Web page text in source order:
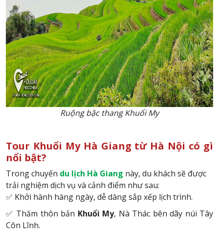
Ruộng bậc thang Khuổi My
Tour Khuổi My Hà Giang từ Hà Nội có gì
nổi bật?
Trong chuyến du lịch Hà Giang này, du khách sẽ được
trải nghiệm dịch vụ và cảnh điểm như sau:
✅ Khởi hành hàng ngày, dễ dàng sắp xếp lịch trình.
✅ Thăm thôn bản Khuổi My, Nà Thác bên dãy núi Tây
Côn Lĩnh.